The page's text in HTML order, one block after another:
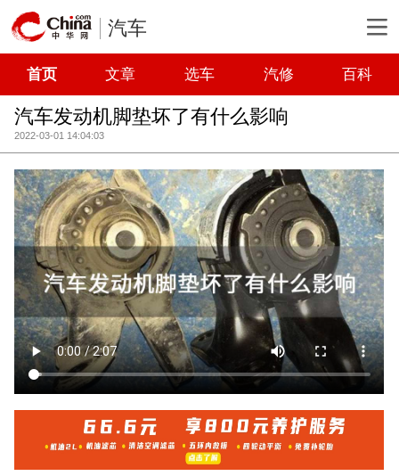
汽车
首页 文章 选车 汽修 百科
汽车发动机脚垫坏了有什么影响
2022-03-01 14:04:03